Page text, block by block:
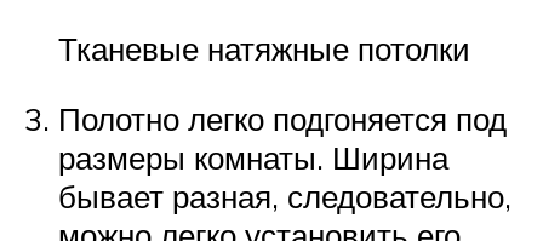
Тканевые натяжные потолки
Полотно легко подгоняется под
размеры комнаты. Ширина
бывает разная, следовательно,